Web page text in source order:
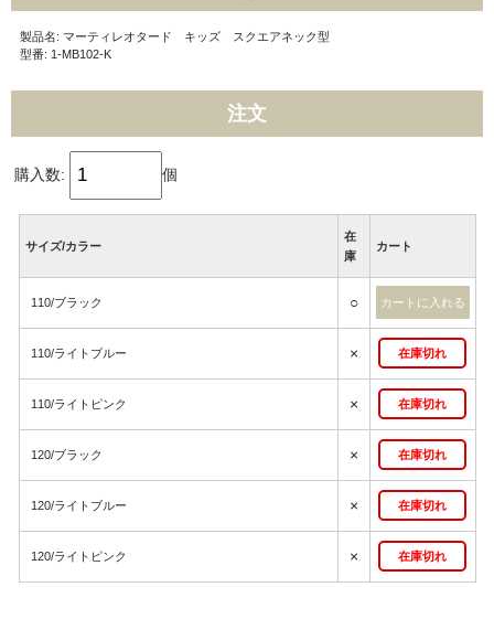
製品名: マーティレオタード キッズ スクエアネック型
型番: 1-MB102-K
注文
購入数: 個
サイズ/カラー
在
庫
カート
110/ブラック ○
110/ライトブルー × 在庫切れ
110/ライトピンク × 在庫切れ
120/ブラック × 在庫切れ
120/ライトブルー × 在庫切れ
120/ライトピンク × 在庫切れ